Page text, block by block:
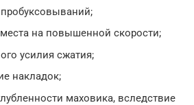
на повышенной скорости;
усилия сжатия;
накладок;
маховика, вследствие